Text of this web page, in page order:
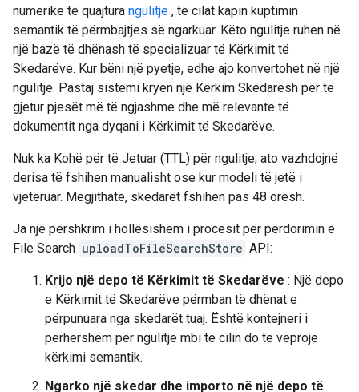
numerike të quajtura ngulitje , të cilat kapin kuptimin
semantik të përmbajtjes së ngarkuar. Këto ngulitje ruhen në
një bazë të dhënash të specializuar të Kërkimit të
Skedarëve. Kur bëni një pyetje, edhe ajo konvertohet në një
ngulitje. Pastaj sistemi kryen një Kërkim Skedarësh për të
gjetur pjesët më të ngjashme dhe më relevante të
dokumentit nga dyqani i Kërkimit të Skedarëve.
Nuk ka Kohë për të Jetuar (TTL) për ngulitje; ato vazhdojnë
derisa të fshihen manualisht ose kur modeli të jetë i
vjetëruar. Megjithatë, skedarët fshihen pas 48 orësh.
Ja një përshkrim i hollësishëm i procesit për përdorimin e
File Search uploadToFileSearchStore API:
Krijo një depo të Kërkimit të Skedarëve : Një depo
e Kërkimit të Skedarëve përmban të dhënat e
përpunuara nga skedarët tuaj. Është kontejneri i
përhershëm për ngulitje mbi të cilin do të veprojë
kërkimi semantik.
Ngarko një skedar dhe importo në një depo të